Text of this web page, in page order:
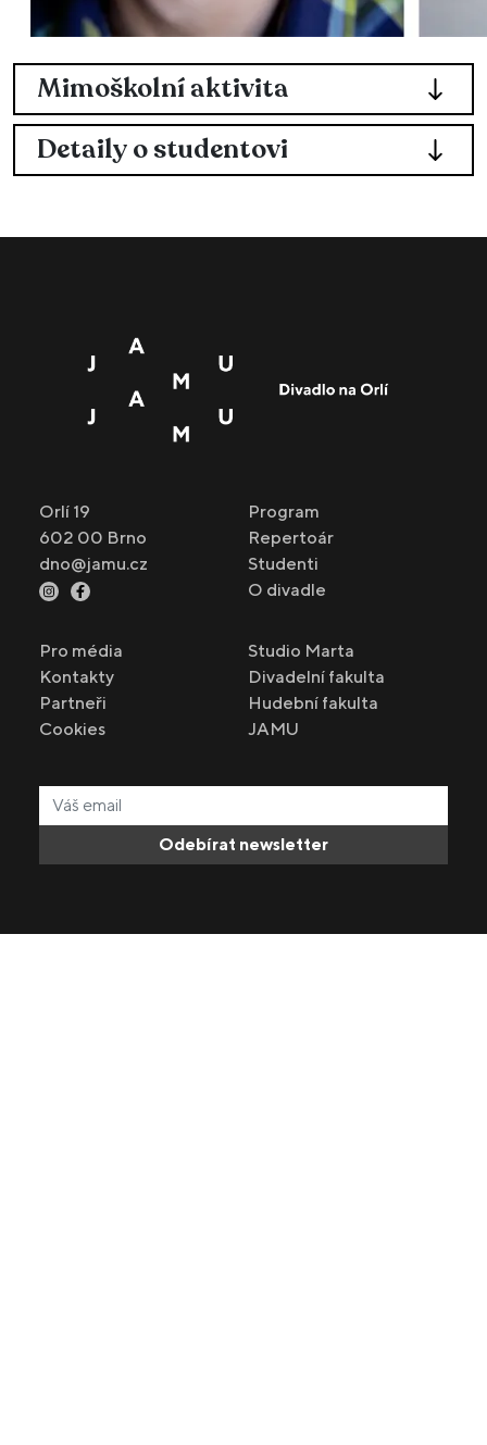
Mimoškolní aktivita
Detaily o studentovi
Orlí 19
602 00 Brno
dno@jamu.cz
Program
Repertoár
Studenti
O divadle
Pro média
Kontakty
Partneři
Cookies
Studio Marta
Divadelní fakulta
Hudební fakulta
JAMU